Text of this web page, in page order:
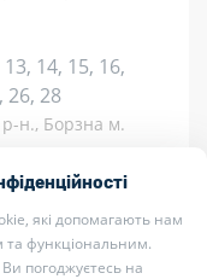
14, 15, 16,
26, 28
р-н., Борзна м.
13, 14, 15,
н., Борзна м.
які допомагають нам
функціональним.
погоджуєтесь на